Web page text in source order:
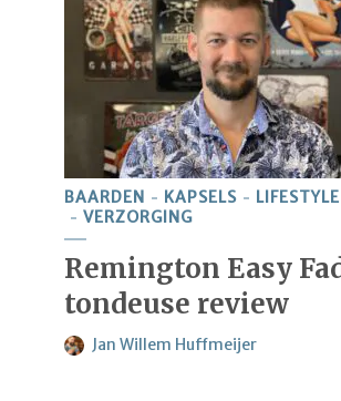
BAARDEN KAPSELS LIFESTYLE
VERZORGING
Remington Easy
tondeuse review
Jan Willem Huffmeijer